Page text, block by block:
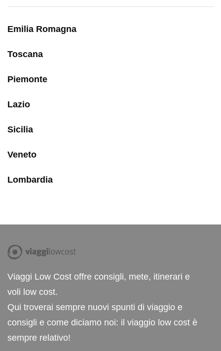
Emilia Romagna
Toscana
Piemonte
Lazio
Sicilia
Veneto
Lombardia
Viaggi Low Cost offre consigli, mete, itinerari e
voli low cost.
Qui troverai sempre nuovi spunti di viaggio e
consigli e come diciamo noi: il viaggio low cost è
sempre relativo!